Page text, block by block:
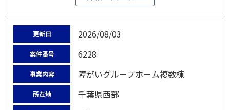
更新日 2026/08/03
案件番号 6228
事業内容 障がいグループホーム複数棟
所在地 千葉県西部